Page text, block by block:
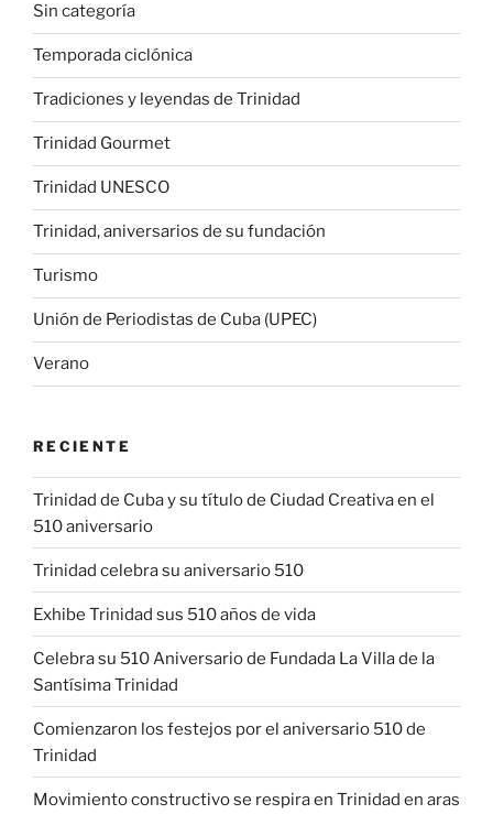
Sin categoría
Temporada ciclónica
Tradiciones y leyendas de Trinidad
Trinidad Gourmet
Trinidad UNESCO
Trinidad, aniversarios de su fundación
Turismo
Unión de Periodistas de Cuba (UPEC)
Verano
RECIENTE
Trinidad de Cuba y su título de Ciudad Creativa en el
510 aniversario
Trinidad celebra su aniversario 510
Exhibe Trinidad sus 510 años de vida
Celebra su 510 Aniversario de Fundada La Villa de la
Santísima Trinidad
Comienzaron los festejos por el aniversario 510 de
Trinidad
Movimiento constructivo se respira en Trinidad en aras